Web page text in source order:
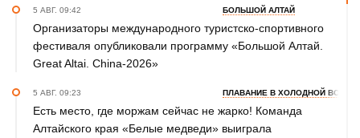
5 АВГ. 09:42 БОЛЬШОЙ АЛТАЙ
Организаторы международного туристско-спортивного
фестиваля опубликовали программу «Большой Алтай.
Great Altai. China-2026»
5 АВГ. 09:23 ПЛАВАНИЕ В ХОЛОДНОЙ ВОДЕ
Есть место, где моржам сейчас не жарко! Команда
Алтайского края «Белые медведи» выиграла